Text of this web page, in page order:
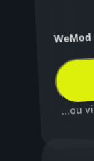
WeMod
...ou